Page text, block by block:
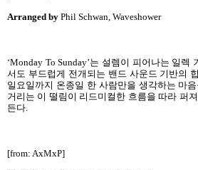
Arranged by Phil Schwan, Waveshower
‘Monday To Sunday’는 설렘이 피어나는 일렉
서도 부드럽게 전개되는 밴드 사운드 기반의
일요일까지 온종일 한 사람만을 생각하는 마
거리는 이 떨림이 리드미컬한 흐름을 따라 퍼
든다.
[from: AxMxP]